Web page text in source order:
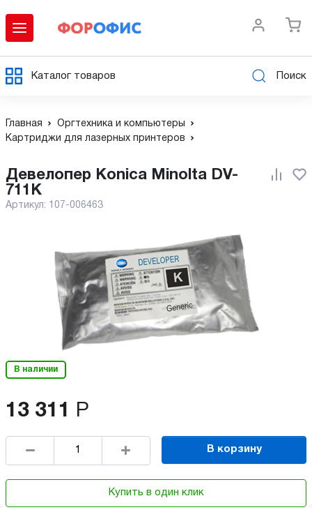
Каталог товаров Поиск
Главная
Оргтехника и компьютеры
Картриджи для лазерных принтеров
Девелопер Konica Minolta DV-
711K
Артикул: 107-006463
В наличии
13 311 Р
В корзину
Купить в один клик